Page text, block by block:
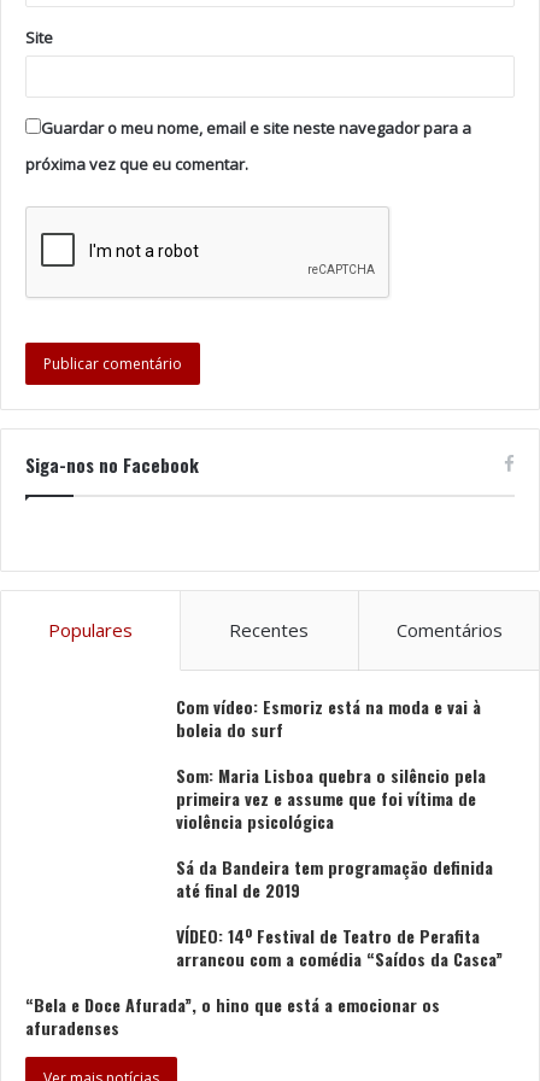
espetáculos no Centro Cultural através das redes
sociais, são números impressionantes, sobretudo
Festas, citado na nota.
“minimizar um pouco, dentro do possível, a ausência da
festa ao vivo, mas tudo estamos a fazer para ter os
quadros principais de volta. Ao vivo e com público, no
correspondendo às expectativas de todos”.
A edição de 2022 vai ter cinco dias de festa, entre 17 e
próxima edição começa a ser programada a partir de
anos, se a situação da pandemia de covid-19 continuar
a evoluir favoravelmente”, referiu António Cruz.
A Romaria d’Agonia contou este ano com concertos ao
às regras de prevenção da pandemia.
Augusto Canário e Amigos, “cada um com cerca de 850
pela transmissão ‘online’”.
No total, “os cinco espetáculos realizados no Centro
Cultural nos quatro dias de festa juntaram 3.600
pessoas a assistirem ao vivo e mais de 103 mil pela
Site
Guardar o meu nome, email e site neste navegador para a
próxima vez que eu comentar.
Siga-nos no Facebook
Populares Recentes Comentários
Com vídeo: Esmoriz está na moda e vai à
boleia do surf
Som: Maria Lisboa quebra o silêncio pela
primeira vez e assume que foi vítima de
violência psicológica
Sá da Bandeira tem programação definida
até final de 2019
VÍDEO: 14º Festival de Teatro de Perafita
arrancou com a comédia “Saídos da Casca”
“Bela e Doce Afurada”, o hino que está a emocionar os
afuradenses